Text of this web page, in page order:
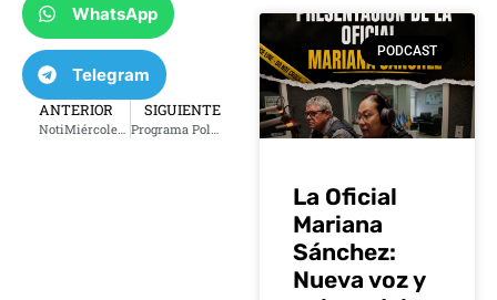
WhatsApp
Telegram
ANTERIOR
NotiMiércoles 13 de diciembre del 2023
SIGUIENTE
Programa Polecias y Bandidos del 14 de diciembre del 2023
PODCAST
La Oficial
Mariana
Sánchez:
Nueva voz y